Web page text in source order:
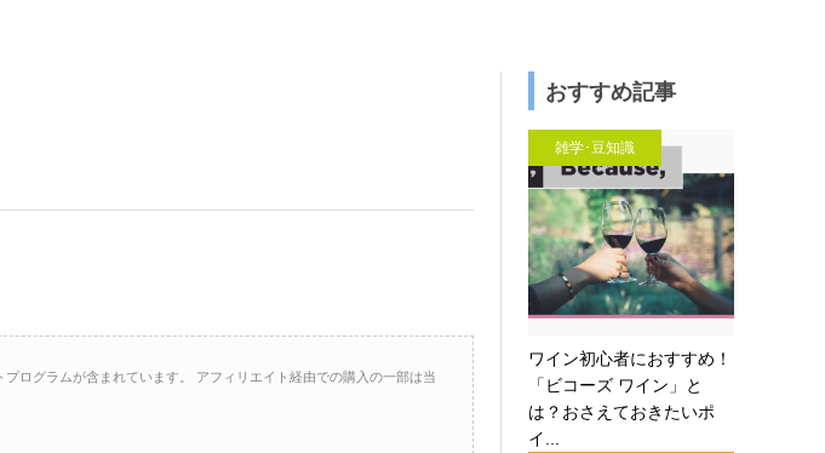
ログラムが含まれています。 アフィリエイト経由での購入の一部は当
おすすめ記事
雑学･豆知識
ワイン初心者におすすめ！
「ビコーズ ワイン」と
は？おさえておきたいポ
イ...